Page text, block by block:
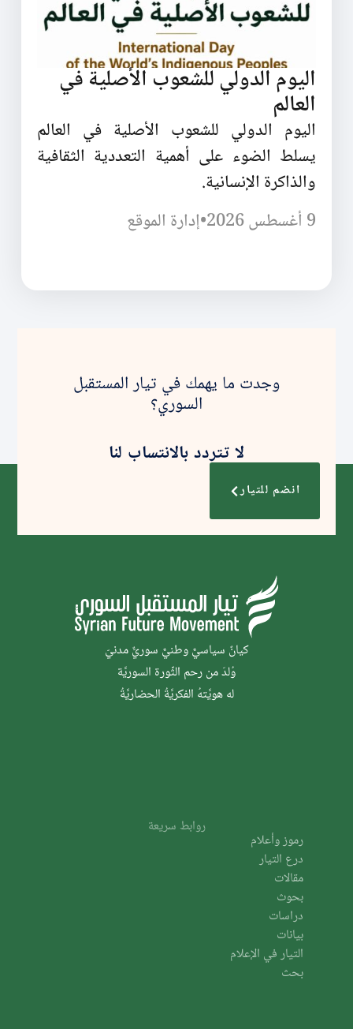
اليوم الدولي للشعوب الأصلية في
العالم
اليوم الدولي للشعوب الأصلية في العالم
يسلط الضوء على أهمية التعددية الثقافية
والذاكرة الإنسانية.
9 أغسطس 2026
•إدارة الموقع
وجدت ما يهمك في تيار المستقبل
السوري؟
لا تتردد بالانتساب لنا
انضم للتيار
كيانٌ سياسيٌّ وطنيٌّ سوريٌّ مدنيّ
وُلدَ من رحم الثَّورة السوريَّة
له هويَّتهُ الفكريَّةُ الحضاريَّةُ
روابط سريعة
رموز وأعلام
درع التيار
مقالات
بحوث
دراسات
بيانات
التيار في الإعلام
بحث